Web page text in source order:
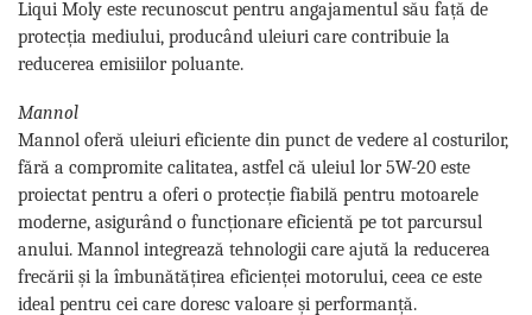
Liqui Moly este recunoscut pentru angajamentul său față de
protecția mediului, producând uleiuri care contribuie la
reducerea emisiilor poluante.
Mannol
Mannol oferă uleiuri eficiente din punct de vedere al costurilor,
fără a compromite calitatea, astfel că uleiul lor 5W-20 este
proiectat pentru a oferi o protecție fiabilă pentru motoarele
moderne, asigurând o funcționare eficientă pe tot parcursul
anului. Mannol integrează tehnologii care ajută la reducerea
frecării și la îmbunătățirea eficienței motorului, ceea ce este
ideal pentru cei care doresc valoare și performanță.